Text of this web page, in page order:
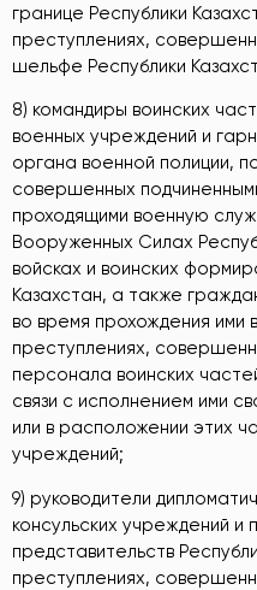
границе Республики
преступлениях,
шельфе Республики
8) командиры воинских
военных учреждений и
органа военной полиции,
совершенных
проходящими военную
Вооруженных Силах
войсках и воинских
Казахстан, а также
во время прохождения ими
преступлениях,
персонала воинских
связи с исполнением ими
или в расположении этих
учреждений;
9) руководители
консульских учреждений и
представительств
преступлениях,